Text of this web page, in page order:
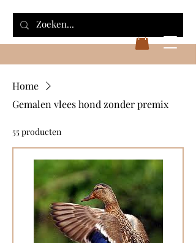
Home
Gemalen vlees hond zonder premix
55 producten